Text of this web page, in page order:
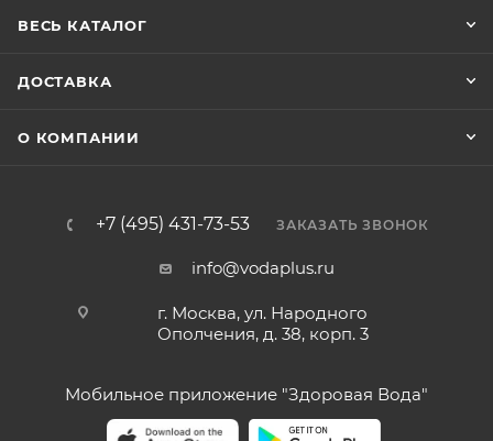
ВЕСЬ КАТАЛОГ
ДОСТАВКА
О КОМПАНИИ
+7 (495) 431-73-53 ЗАКАЗАТЬ ЗВОНОК
info@vodaplus.ru
г. Москва, ул. Народного
Ополчения, д. 38, корп. 3
Мобильное приложение "Здоровая Вода"